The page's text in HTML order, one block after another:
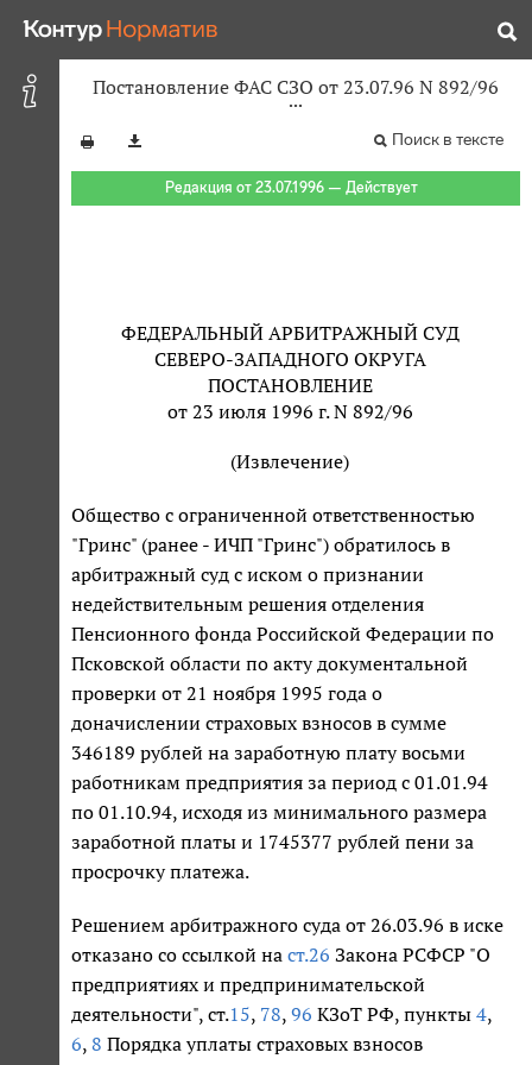
Постановление ФАС СЗО от 23.07.96 N 892/96
Поиск в тексте
Редакция от 23.07.1996 — Действует
ФЕДЕРАЛЬНЫЙ АРБИТРАЖНЫЙ СУД
СЕВЕРО-ЗАПАДНОГО ОКРУГА
ПОСТАНОВЛЕНИЕ
от 23 июля 1996 г. N 892/96
(Извлечение)
Общество с ограниченной ответственностью
"Гринс" (ранее - ИЧП "Гринс") обратилось в
арбитражный суд с иском о признании
недействительным решения отделения
Пенсионного фонда Российской Федерации по
Псковской области по акту документальной
проверки от 21 ноября 1995 года о
доначислении страховых взносов в сумме
346189 рублей на заработную плату восьми
работникам предприятия за период с 01.01.94
по 01.10.94, исходя из минимального размера
заработной платы и 1745377 рублей пени за
просрочку платежа.
Решением арбитражного суда от 26.03.96 в иске
отказано со ссылкой на ст.26 Закона РСФСР "О
предприятиях и предпринимательской
деятельности", ст.15, 78, 96 КЗоТ РФ, пункты 4,
6, 8 Порядка уплаты страховых взносов